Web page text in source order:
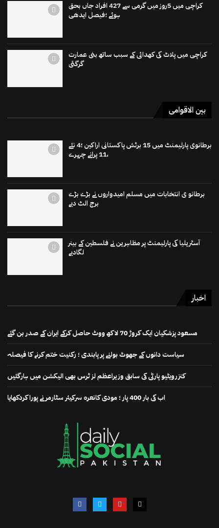
کراچی میں 5روز میں گرمی سے 427 افراد جاں بحق
ہوئے ؛فیصل ایدھی
کراچی میں پلاٹ کی کھدائی کے سبب ساتھ بنی عمارت
گرگئی
بین الاقوامی
برطانوی پارلیمنٹ میں 15 برٹش پاکستانی اراکین ؛4 نئے
،11 پرانے چہرے
برطانو ی انتخابات میں مسلم امیدواروں نے بڑے بڑے
برج الٹ دیے
آسٹریلیا کی پارلیمنٹ پر مظاہرین نے فلسطین کے بینر
لگادیے
اخبار
مسعود پزشکیان ایک کروڑ 70 لاکھ ووٹ حاصل کرکے ایران کے صدر بن گئے
سیاست دانوں کے جھوٹ بولنے پر پابندی ؛ رکنیت ختم کرنے کا فیصلہ
کنزرویٹیو پارٹی کی سابق وزیراعظم لز ٹرس بھی الیکشن میں ہارگئیں
اب کی بار 400 پار ؛ مودی کانعرہ سرکیئر سٹارمر نے پورا کردکھایا